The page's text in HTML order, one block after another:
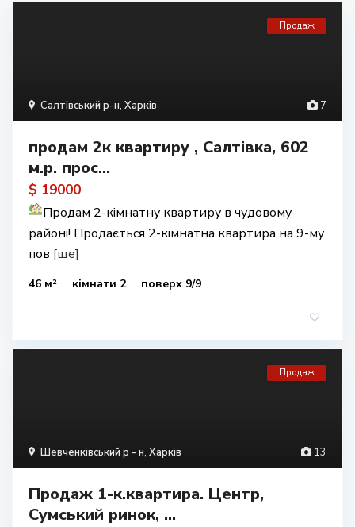
7
Салтівський р-н, Харків
Продаж
продам 2к квартиру , Салтівка, 602
м.р. прос...
$ 19000
Продам 2-кімнатну квартиру в чудовому
районі! Продається 2-кімнатна квартира на 9-му
пов [ще]
46 м² кімнати 2 поверх 9/9
13
Шевченківський р - н, Харків
Продаж
Продаж 1-к.квартира. Центр,
Сумський ринок, ...